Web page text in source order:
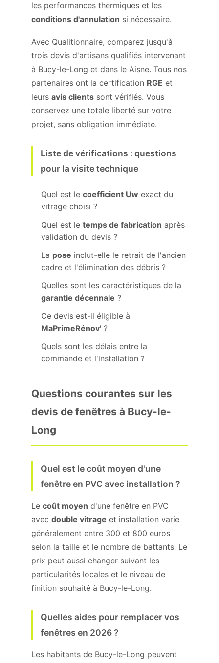
les performances thermiques et les
conditions d'annulation si nécessaire.
Avec Qualitionnaire, comparez jusqu'à
trois devis d'artisans qualifiés intervenant
à Bucy-le-Long et dans le Aisne. Tous nos
partenaires ont la certification RGE et
leurs avis clients sont vérifiés. Vous
conservez une totale liberté sur votre
projet, sans obligation immédiate.
Liste de vérifications : questions
pour la visite technique
Quel est le coefficient Uw exact du
vitrage choisi ?
Quel est le temps de fabrication après
validation du devis ?
La pose inclut-elle le retrait de l'ancien
cadre et l'élimination des débris ?
Quelles sont les caractéristiques de la
garantie décennale ?
Ce devis est-il éligible à
MaPrimeRénov' ?
Quels sont les délais entre la
commande et l'installation ?
Questions courantes sur les
devis de fenêtres à Bucy-le-
Long
Quel est le coût moyen d'une
fenêtre en PVC avec installation ?
Le coût moyen d'une fenêtre en PVC
avec double vitrage et installation varie
généralement entre 300 et 800 euros
selon la taille et le nombre de battants. Le
prix peut aussi changer suivant les
particularités locales et le niveau de
finition souhaité à Bucy-le-Long.
Quelles aides pour remplacer vos
fenêtres en 2026 ?
Les habitants de Bucy-le-Long peuvent